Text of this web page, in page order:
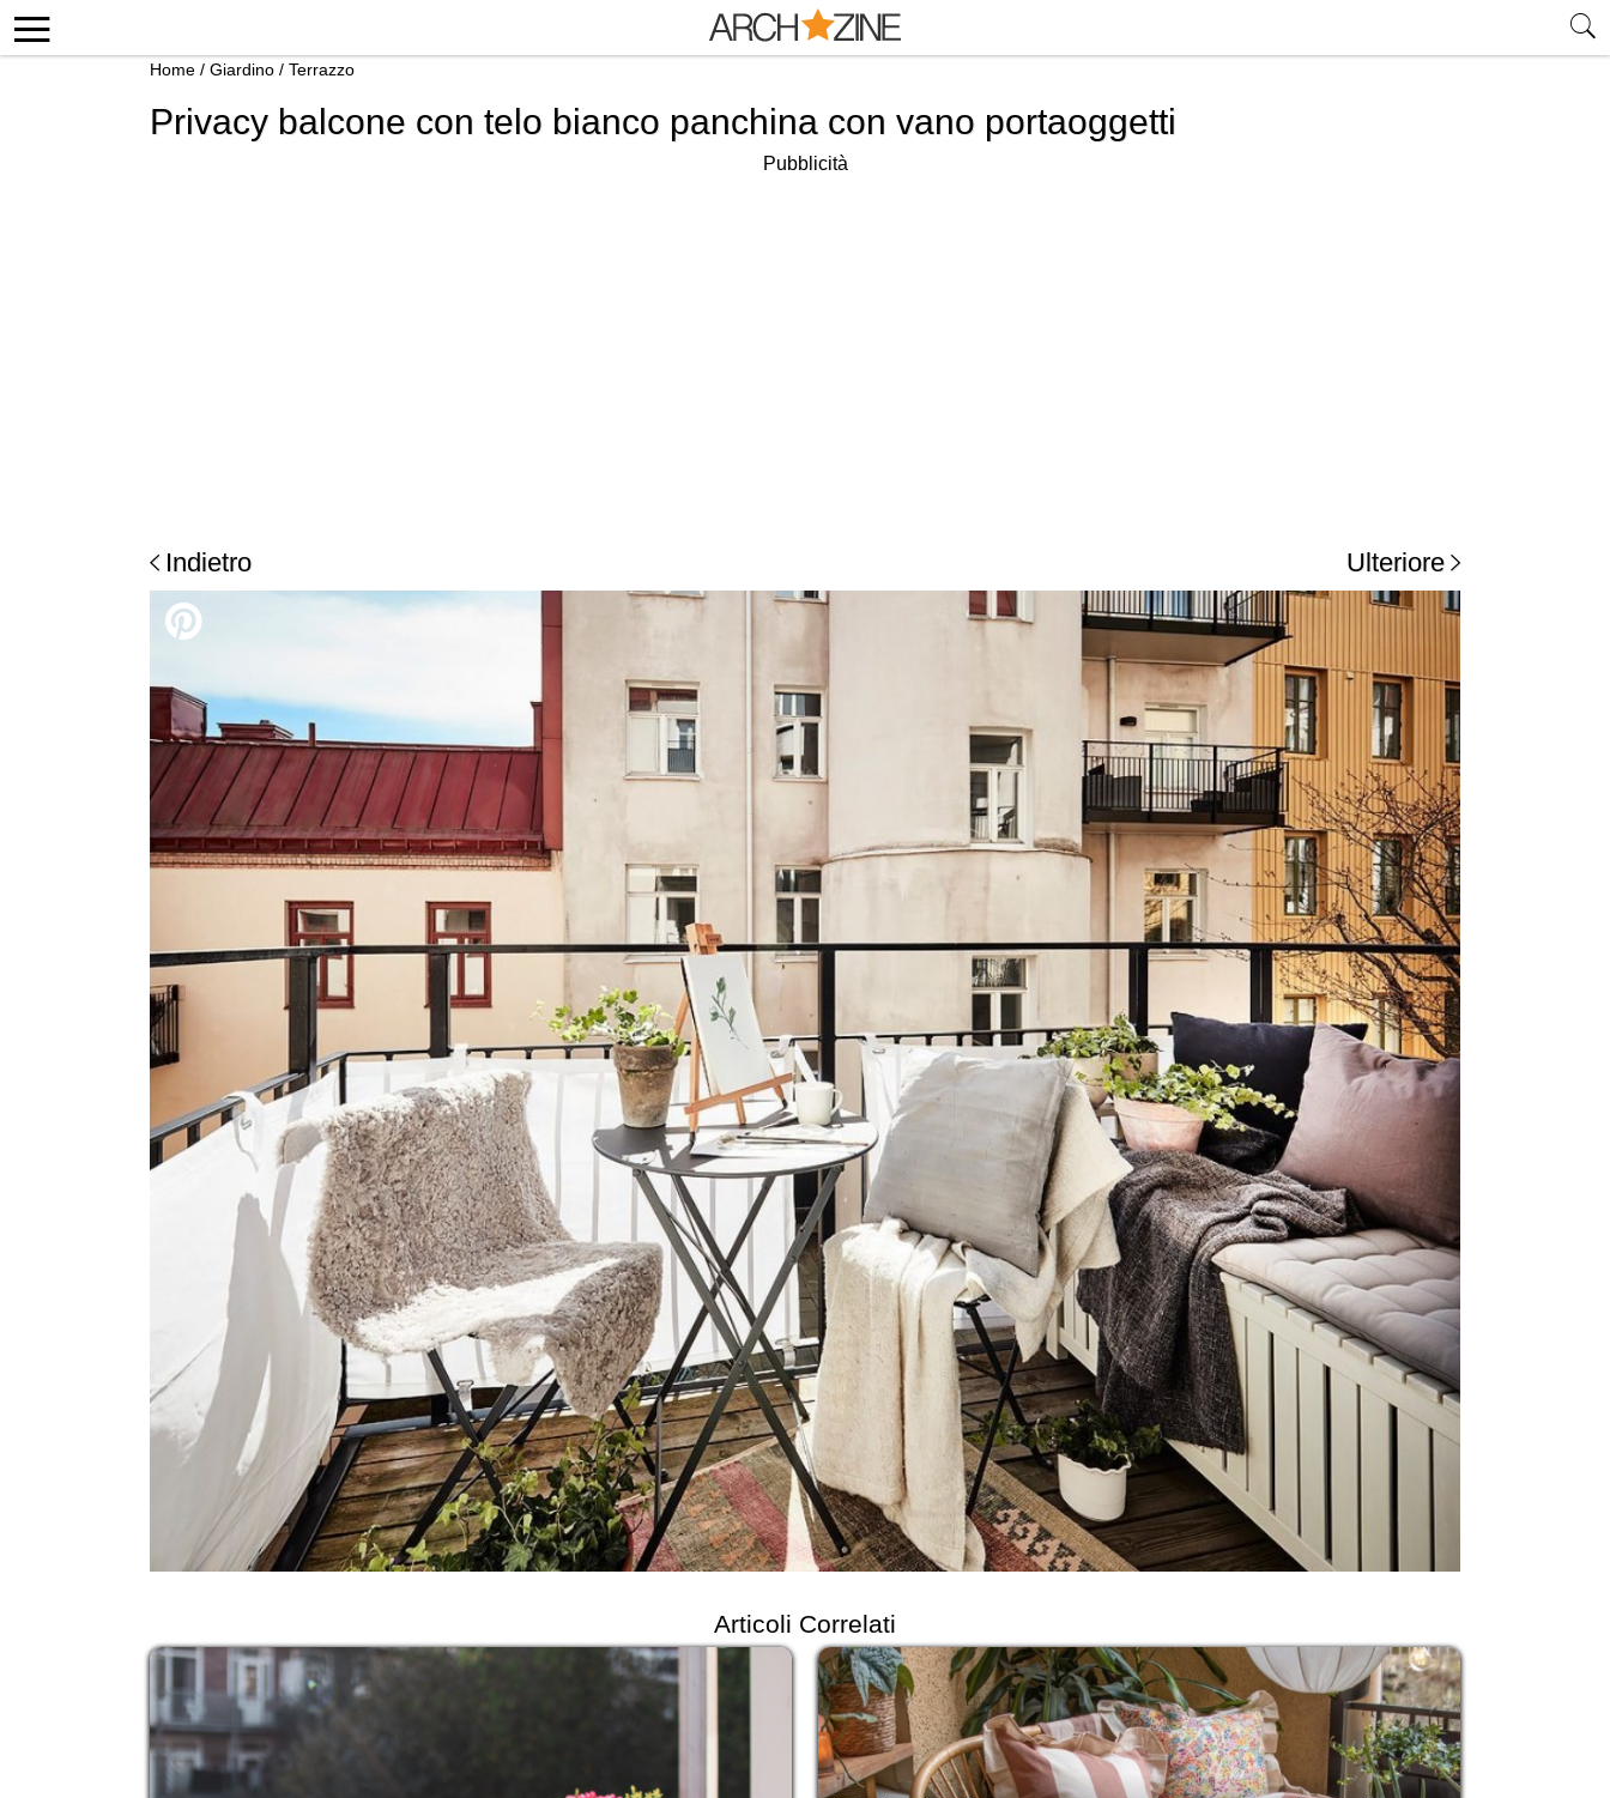
Home / Giardino / Terrazzo
Privacy balcone con telo bianco panchina con vano portaoggetti
Pubblicità
Indietro Ulteriore
Articoli Correlati